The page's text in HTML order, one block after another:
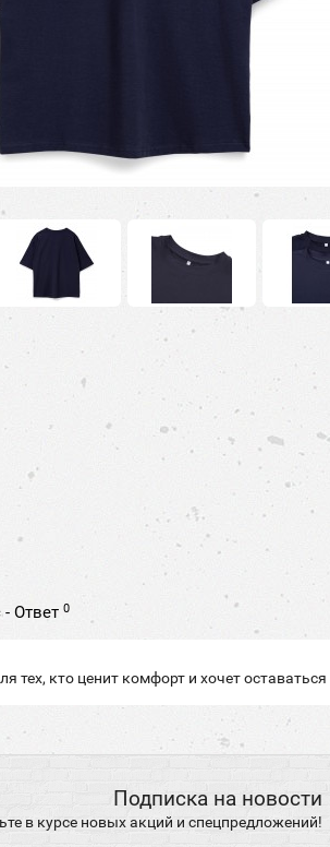
- Ответ0
тех, кто ценит комфорт и хочет
Подписка на новости
в курсе новых акций и спецпредложений!